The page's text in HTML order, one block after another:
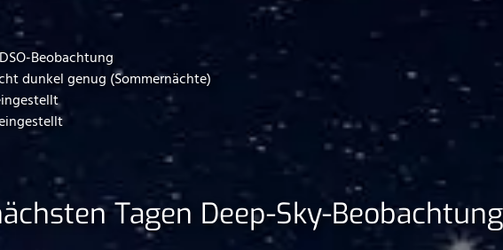
Beobachtung
dunkel genug (Sommernächte)
Tagen Deep-Sky-